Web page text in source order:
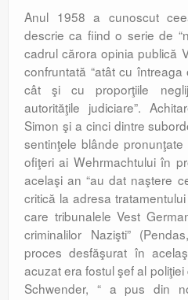
Anul 1958 a cunoscut
descrie ca fiind o serie de
cadrul cărora opinia publică
confruntată “atât cu
cât şi cu proporţiile
autorităţile judiciare”.
Simon şi a cinci dintre
sentinţele blânde
ofiţeri ai Wehrmachtului în
acelaşi an “au dat naştere
critică la adresa
care tribunalele Vest
criminalilor Nazişti”
proces desfăşurat în
acuzat era fostul şef al
Schwender, “ a pus din